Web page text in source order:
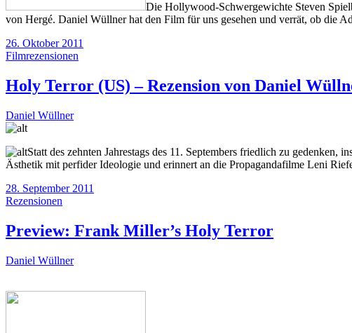
Die Hollywood-Schwergewichte Steven
von Hergé. Daniel Wüllner hat den Film für uns gesehen und verrät, ob die
26. Oktober 2011
Filmrezensionen
Holy Terror (US) – Rezension von Daniel
Daniel Wüllner
Statt des zehnten Jahrestags des 11. Septembers friedlich zu gedenken,
Ästhetik mit perfider Ideologie und erinnert an die Propagandafilme Leni
28. September 2011
Rezensionen
Preview: Frank Miller’s Holy Terror
Daniel Wüllner